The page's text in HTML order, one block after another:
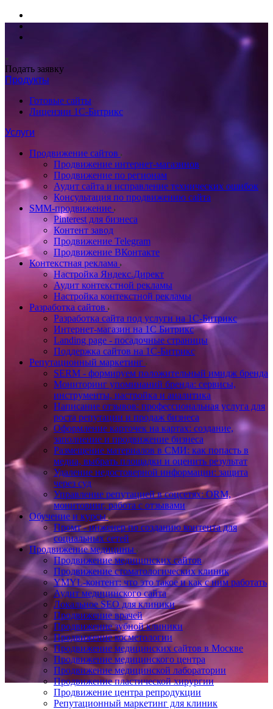
Подать заявку
Продукты
Готовые сайты
Лицензии 1С-Битрикс
Услуги
Продвижение сайтов
Продвижение интернет-магазинов
Продвижение по регионам
Аудит сайта и исправление технических ошибок
Консультация по продвижению сайта
SMM-продвижение
Pinterest для бизнеса
Контент завод
Продвижение Telegram
Продвижение ВКонтакте
Контекстная реклама
Настройка Яндекс.Директ
Аудит контекстной рекламы
Настройка контекстной рекламы
Разработка сайтов
Разработка сайта под услуги на 1С-Битрикс
Интернет-магазин на 1С Битрикс
Landing page - посадочные страницы
Поддержка сайтов на 1С-Битрикс
Репутационный маркетинг
SERM - формируем положительный имидж бренда
Мониторинг упоминаний бренда: сервисы,
инструменты, настройка и аналитика
Написание отзывов: профессиональная услуга для
роста репутации и продаж бизнеса
Оформление карточек на картах: создание,
заполнение и продвижение бизнеса
Размещение материалов в СМИ: как попасть в
медиа, выбрать площадки и оценить результат
Удаление недостоверной информации: защита
через суд
Управление репутацией в соцсетях: ORM,
мониторинг, работа с отзывами
Обучение и курсы
Промт - инженер по созданию контента для
социальных сетей
Продвижение медицины
Продвижение медицинских сайтов
Продвижение стоматологических клиник
YMYL-контент: что это такое и как с ним работать
Аудит медицинского сайта
Локальное SEO для клиники
Продвижение врачей
Продвижение зубной клиники
Продвижение косметологии
Продвижение медицинских сайтов в Москве
Продвижение медицинского центра
Продвижение медицинской лаборатории
Продвижение пластической хирургии
Продвижение центра репродукции
Репутационный маркетинг для клиник